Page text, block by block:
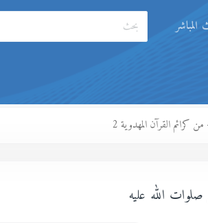
المباشر
الله عليه